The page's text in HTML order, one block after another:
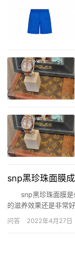
snp黑珍珠面膜
snp黑珍珠面膜是
的滋养效果还是非常
解下这款面膜里面
珍珠的面膜成分中有
问答 2022年4月27日